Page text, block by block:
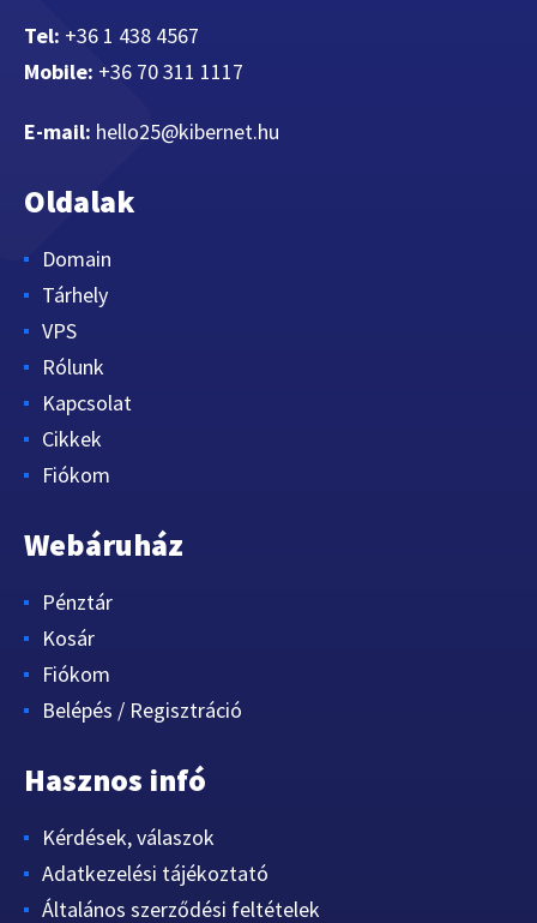
Tel: +36 1 438 4567
Mobile: +36 70 311 1117
E-mail: hello25@kibernet.hu
Oldalak
Domain
Tárhely
VPS
Rólunk
Kapcsolat
Cikkek
Fiókom
Webáruház
Pénztár
Kosár
Fiókom
Belépés / Regisztráció
Hasznos infó
Kérdések, válaszok
Adatkezelési tájékoztató
Általános szerződési feltételek